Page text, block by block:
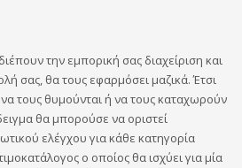
την εμπορική σας διαχείριση και
σας, θα τους εφαρμόσει μαζικά. Έτσι
να τους θυμούνται ή να τους καταχωρούν
θα μπορούσε να οριστεί
ελέγχου για κάθε κατηγορία
ο οποίος θα ισχύει για μία